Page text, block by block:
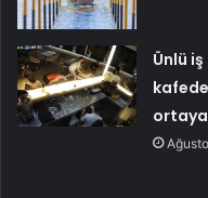
Ünlü
ortaya